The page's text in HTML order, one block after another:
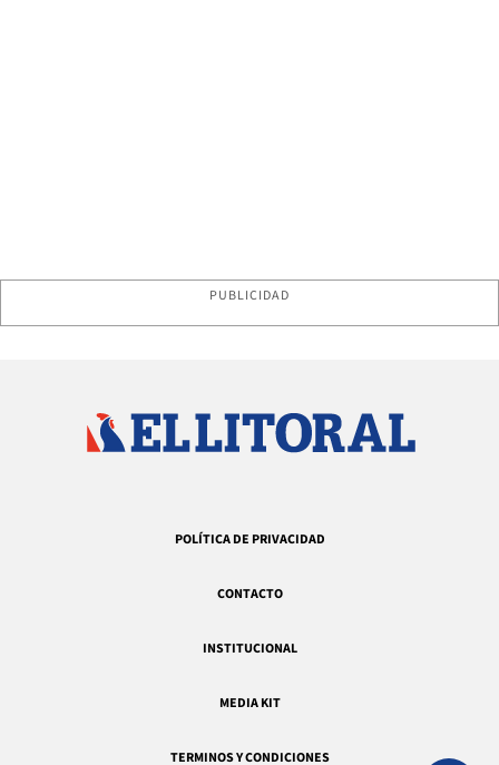
PUBLICIDAD
POLÍTICA DE PRIVACIDAD
CONTACTO
INSTITUCIONAL
MEDIA KIT
TERMINOS Y CONDICIONES